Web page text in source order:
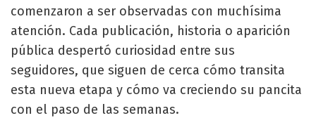
comenzaron a ser observadas con muchísima
atención. Cada publicación, historia o aparición
pública despertó curiosidad entre sus
seguidores, que siguen de cerca cómo transita
esta nueva etapa y cómo va creciendo su pancita
con el paso de las semanas.